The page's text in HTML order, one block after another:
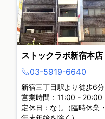
ストックラボ新宿本店
03-5919-6640
新宿三丁目駅より徒歩6分
営業時間：11:00 - 20:00
定休日：なし（臨時休業・